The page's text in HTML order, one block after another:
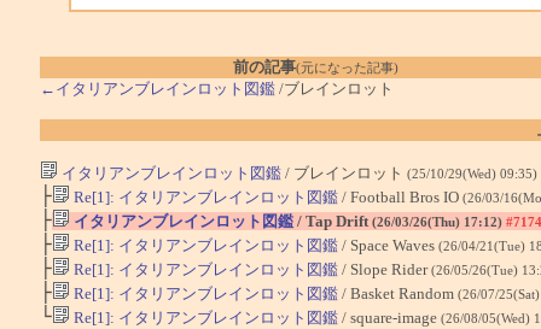
前の記事(元になった記事)
←イタリアンブレインロット図鑑/ブレインロット
イタリアンブレインロット図鑑/ ブレインロット (25/10/29(Wed) 09:35)
├ Re[1]: イタリアンブレインロット図鑑/ Football Bros IO (26/03/
├ イタリアンブレインロット図鑑/ Tap Drift (26/03/26(Thu) 17:12) #7174
├ Re[1]: イタリアンブレインロット図鑑/ Space Waves (26/04/21(Tue)
├ Re[1]: イタリアンブレインロット図鑑/ Slope Rider(26/05/26(Tue)
├ Re[1]: イタリアンブレインロット図鑑/ Basket Random (26/07/
└ Re[1]: イタリアンブレインロット図鑑/ square-image (26/08/05(Wed)